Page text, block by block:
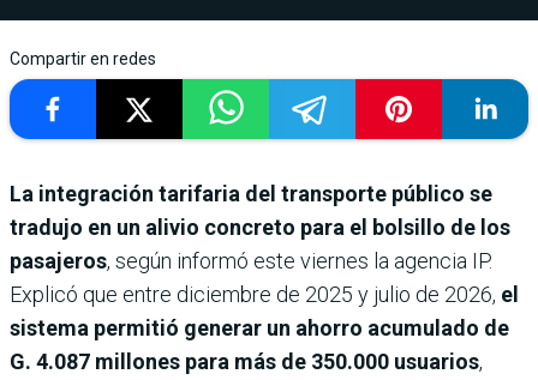
Compartir en redes
La integración tarifaria del transporte público se
tradujo en un alivio concreto para el bolsillo de los
pasajeros, según informó este viernes la agencia IP.
Explicó que entre diciembre de 2025 y julio de 2026, el
sistema permitió generar un ahorro acumulado de
G. 4.087 millones para más de 350.000 usuarios,